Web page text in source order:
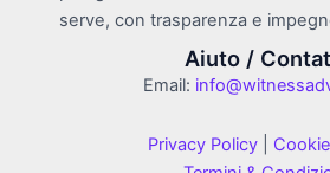
serve, con trasparenza e
Aiuto /
Email:
Privacy Policy